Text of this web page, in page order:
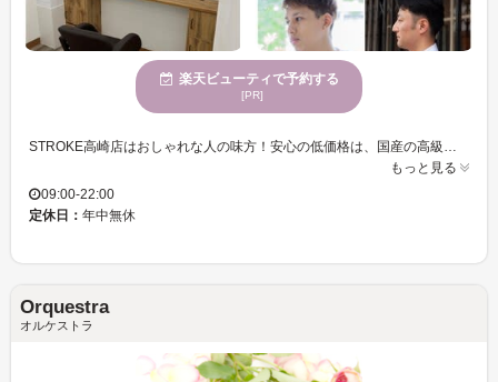
楽天ビューティで予約する
[PR]
もっと見る
09:00-22:00
定休日： 年中無休
Orquestra
オルケストラ